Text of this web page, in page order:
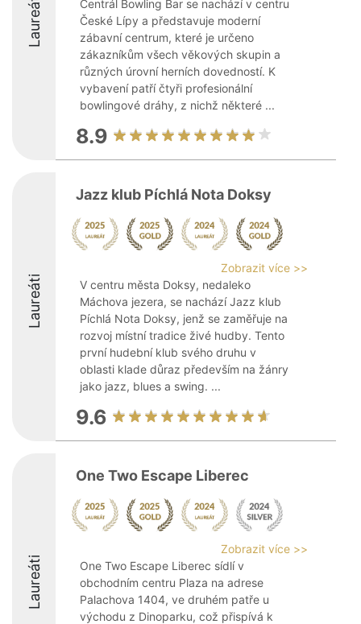
Laureáti
Centrál Bowling Bar se nachází v centru
České Lípy a představuje moderní
zábavní centrum, které je určeno
zákazníkům všech věkových skupin a
různých úrovní herních dovedností. K
vybavení patří čtyři profesionální
bowlingové dráhy, z nichž některé ...
8.9
Laureáti
Jazz klub Píchlá Nota Doksy
Zobrazit více >>
V centru města Doksy, nedaleko
Máchova jezera, se nachází Jazz klub
Píchlá Nota Doksy, jenž se zaměřuje na
rozvoj místní tradice živé hudby. Tento
první hudební klub svého druhu v
oblasti klade důraz především na žánry
jako jazz, blues a swing. ...
9.6
Laureáti
One Two Escape Liberec
Zobrazit více >>
One Two Escape Liberec sídlí v
obchodním centru Plaza na adrese
Palachova 1404, ve druhém patře u
východu z Dinoparku, což přispívá k